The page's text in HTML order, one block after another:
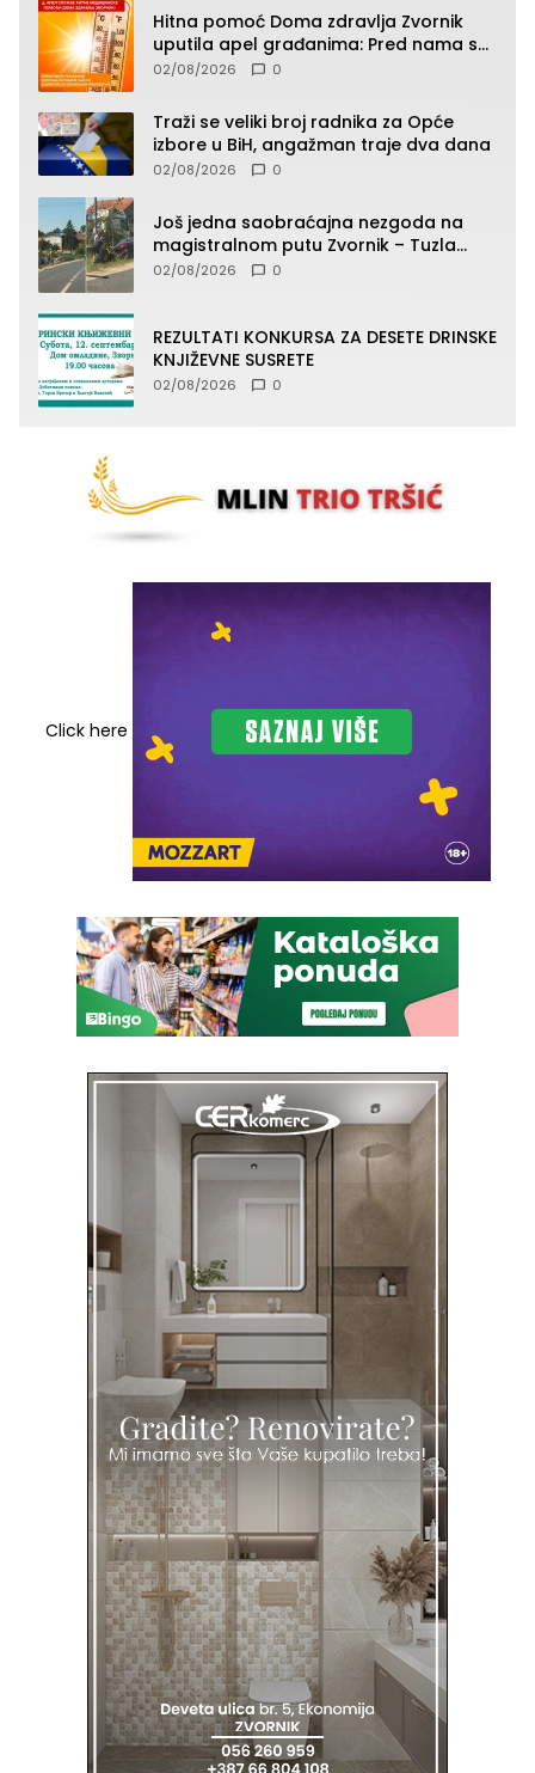
Hitna pomoć Doma zdravlja Zvornik
uputila apel građanima: Pred nama su
temperature do 40°C, oprez zbog
02/08/2026 0
Traži se veliki broj radnika za Opće
izbore u BiH, angažman traje dva dana
02/08/2026 0
Još jedna saobraćajna nezgoda na
magistralnom putu Zvornik – Tuzla
(FOTO)
02/08/2026 0
REZULTATI KONKURSA ZA DESETE DRINSKE
KNJIŽEVNE SUSRETE
02/08/2026 0
Click here